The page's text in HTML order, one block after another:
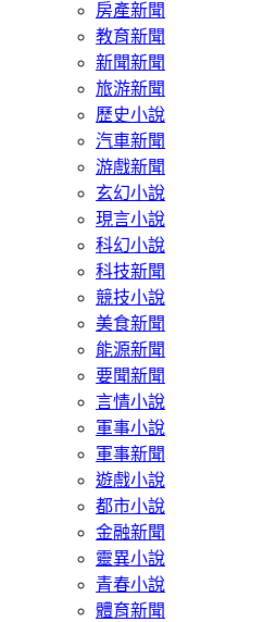
房產新聞
教育新聞
新聞新聞
旅游新聞
歷史小說
汽車新聞
游戲新聞
玄幻小說
現言小說
科幻小說
科技新聞
競技小說
美食新聞
能源新聞
要聞新聞
言情小說
軍事小說
軍事新聞
遊戲小說
都市小說
金融新聞
靈異小說
青春小說
體育新聞